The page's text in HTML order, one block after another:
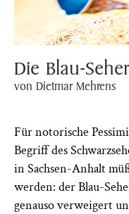
Die Blau-Seher
von Dietmar Mehrens
Für notorische
Begriff des
in Sachsen-Anhalt
werden: der Blau-
genauso verweigert